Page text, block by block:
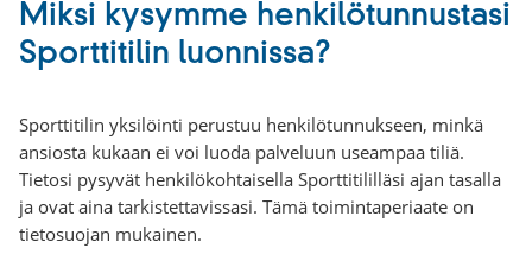
Miksi kysymme henkilötunnustasi
Sporttitilin luonnissa?
Sporttitilin yksilöinti perustuu henkilötunnukseen, minkä
ansiosta kukaan ei voi luoda palveluun useampaa tiliä.
Tietosi pysyvät henkilökohtaisella Sporttitililläsi ajan tasalla
ja ovat aina tarkistettavissasi. Tämä toimintaperiaate on
tietosuojan mukainen.